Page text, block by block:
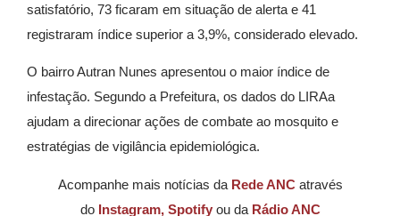
satisfatório, 73 ficaram em situação de alerta e 41
registraram índice superior a 3,9%, considerado elevado.
O bairroAutran Nunes apresentou o maior índice de
infestação. Segundo a Prefeitura, os dados do LIRAa
ajudam a direcionar ações de combate ao mosquito e
estratégias de vigilância epidemiológica.
Acompanhe mais notícias da Rede ANCatravés
do Instagram, Spotifyou da Rádio ANC